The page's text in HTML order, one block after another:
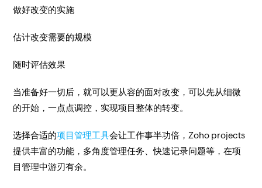
做好改变的实施
估计改变需要的规模
随时评估效果
当准备好一切后，就可以更从容的面对改变，可以先从细微
的开始，一点点调控，实现项目整体的转变。
选择合适的项目管理工具会让工作事半功倍，Zoho projects
提供丰富的功能，多角度管理任务、快速记录问题等，在项
目管理中游刃有余。